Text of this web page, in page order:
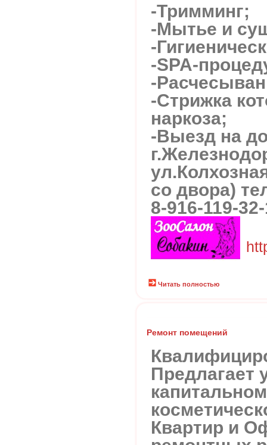
-Тримминг;
-Мытье и
-
-SPA-
-
-Стрижка
наркоза;
-Выезд на
со двора)
8-916-119-
Читать полностью
Ремонт помещений
Предлагает
Квартир и